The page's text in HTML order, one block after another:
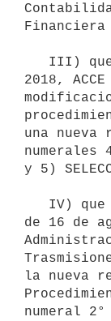
Financiera
2018,
una nueva
numerales
y 5)
de 16 de
la nueva
numeral